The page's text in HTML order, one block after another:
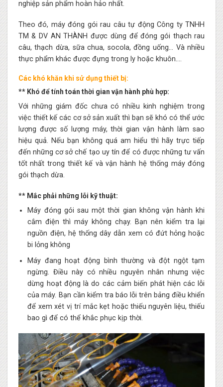
nghiệp sản phẩm hoàn hảo nhất.
Theo đó, máy đóng gói rau câu tự động Công ty TNHH
TM & DV AN THÀNH được dùng để đóng gói thạch rau
câu, thạch dừa, sữa chua, socola, đồng uống… Và nhiều
thực phẩm khác được đựng trong ly hoặc khuôn….
Các khó khăn khi sử dụng thiết bị:
** Khó để tính toán thời gian vận hành phù hợp:
Với những giám đốc chưa có nhiều kinh nghiệm trong
việc thiết kế các cơ sở sản xuất thì bạn sẽ khó có thể ước
lượng được số lượng máy, thời gian vận hành làm sao
hiệu quả. Nếu bạn không quá am hiểu thì hãy trực tiếp
đến những cơ sở chế tạo uy tín để có được những tư vấn
tốt nhất trong thiết kế và vận hành hệ thống máy đóng
gói thạch dừa.
** Mắc phải những lỗi kỹ thuật:
Máy đóng gói sau một thời gian không vận hành khi
cắm điện thì máy không chạy. Bạn nên kiểm tra lại
nguồn điện, hệ thống dây dẫn xem có đứt hỏng hoặc
bi lỏng không
Máy đang hoạt động bình thường và đột ngột tạm
ngừng. Điều này có nhiều nguyên nhân nhưng việc
dừng hoạt động là do các cảm biến phát hiện các lỗi
của máy. Bạn cần kiểm tra báo lỗi trên bảng điều khiển
để xem xét vị trí mắc kẹt hoặc thiếu nguyên liệu, thiếu
bao gì để có thể khắc phục kịp thời.